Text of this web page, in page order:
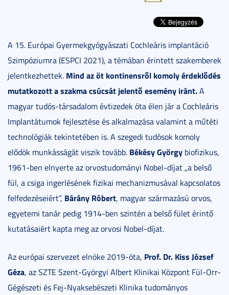
A 15. Európai Gyermekgyógyászati Cochleáris implantáció
Szimpóziumra (ESPCI 2021), a témában érintett szakemberek
jelentkezhettek. Mind az öt kontinensről komoly érdeklődés
mutatkozott a szakma csúcsát jelentő esemény iránt.A
magyar tudós-társadalom évtizedek óta élen jár a Cochleáris
Implantátumok fejlesztése és alkalmazása valamint a műtéti
technológiák tekintetében is. A szegedi tudósok komoly
elődök munkásságát viszik tovább. Békésy György biofizikus,
1961-ben elnyerte az orvostudományi Nobel-díjat „a belső
fül, a csiga ingerlésének fizikai mechanizmusával kapcsolatos
felfedezéseiért”, Bárány Róbert, magyar származású orvos,
egyetemi tanár pedig 1914-ben szintén a belső fület érintő
kutatásaiért kapta meg az orvosi Nobel-díjat.
Az európai szervezet elnöke 2019-óta, Prof. Dr. Kiss József
Géza, az SZTE Szent-Györgyi Albert Klinikai Központ Fül-Orr-
Gégészeti és Fej-Nyaksebészeti Klinika tudományos